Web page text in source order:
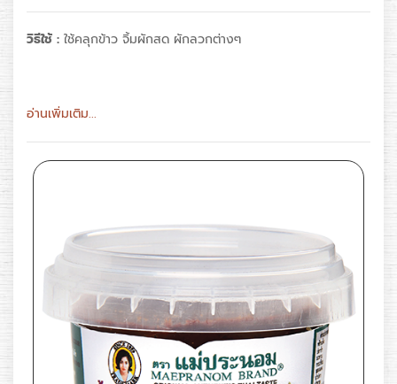
วิธีใช้ : ใช้คลุกข้าว จิ้มผักสด ผักลวกต่างๆ
อ่านเพิ่มเติม...